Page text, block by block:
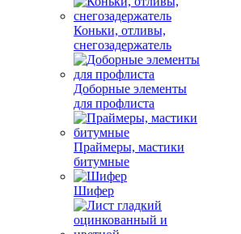
Коньки, отливы,
снегозадержатель
Доборные элементы
для профлиста
Праймеры, мастики
битумные
Шифер